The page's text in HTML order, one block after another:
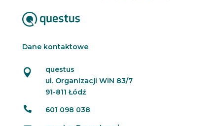
Dane kontaktowe

questus
ul. Organizacji WiN 83/7
91-811 Łódź
 601 098 038